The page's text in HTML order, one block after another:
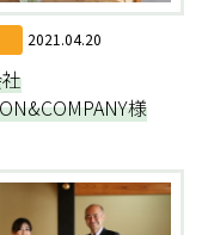
2021.04.20
様